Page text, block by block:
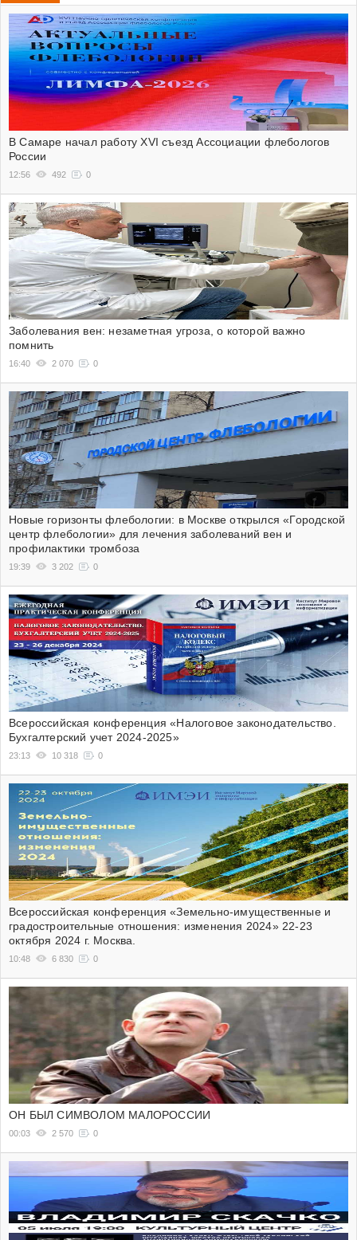
В Самаре начал работу XVI съезд Ассоциации флебологов
России
12:56 492 0
Заболевания вен: незаметная угроза, о которой важно
помнить
16:40 2 070 0
Новые горизонты флебологии: в Москве открылся «Городской
центр флебологии» для лечения заболеваний вен и
профилактики тромбоза
19:39 3 202 0
Всероссийская конференция «Налоговое законодательство.
Бухгалтерский учет 2024-2025»
23:13 10 318 0
Всероссийская конференция «Земельно-имущественные и
градостроительные отношения: изменения 2024» 22-23
октября 2024 г. Москва.
10:48 6 830 0
ОН БЫЛ СИМВОЛОМ МАЛОРОССИИ
00:03 2 570 0